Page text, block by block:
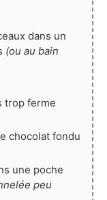
dans un
(ou au bain
trop ferme
chocolat fondu
une poche
peu